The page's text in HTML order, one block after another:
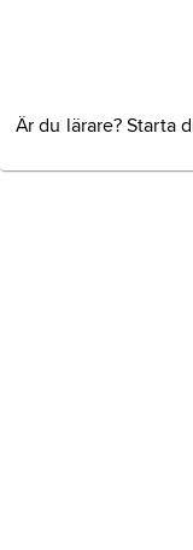
Är du lärare? Starta